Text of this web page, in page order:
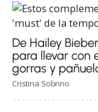
De Hailey
para llevar con
gorras y
Cristina Sobrino